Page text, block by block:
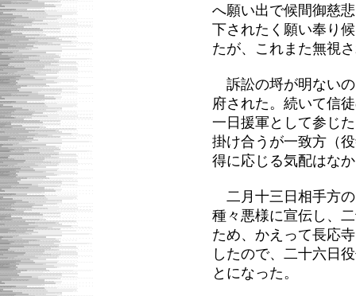
へ願い出で候間御慈
下されたく願い奉り
たが、これまた無視
訴訟の埒が明ない
府された。続いて信
一日援軍として参じ
掛け合うが一致方（
得に応じる気配はな
二月十三日相手方
種々悪様に宣伝し、
ため、かえって長応
したので、二十六日
とになった。